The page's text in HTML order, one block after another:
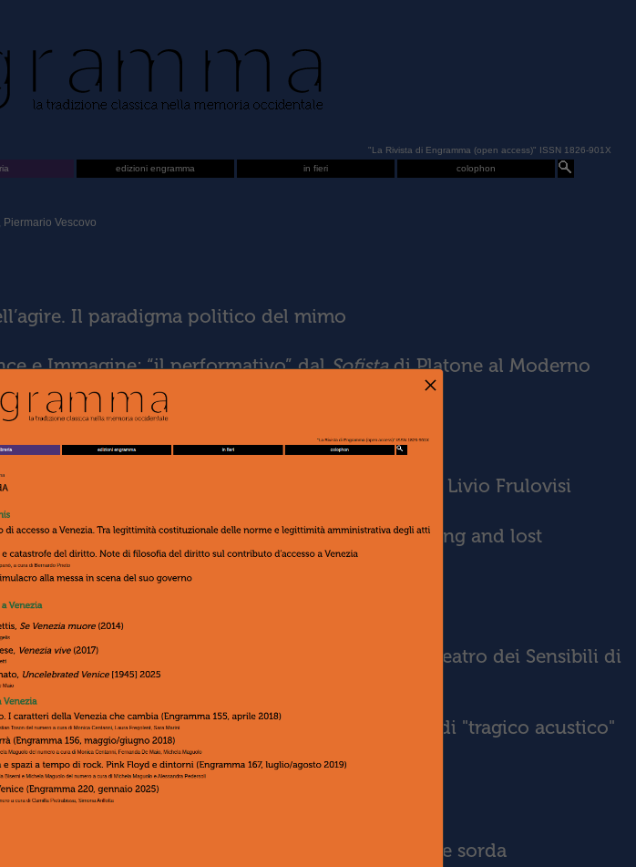
"La Rivista di Engramma (open access)" ISSN 1826-901X
edizioni engramma in fieri colophon
Piermario Vescovo
Il paradigma politico del mimo
e Immagine: “il performativo” dalSofistadi Platone al Moderno
visibilia”. Cinque note
“senza sòno”. Le commedie veneziane di Tito Livio Frulovisi
of Meaning. Remarks on libretto as archi-writing and lost
pantomime per il piccolo schermo
tegmine vera latent
. Il medium averbale nel Teatro dei Sensibili di
bisogna saper ascoltare: una nota sulla nozione di "tragico acustico"
Visual Vernacular e materia espressiva nell’arte sorda
×